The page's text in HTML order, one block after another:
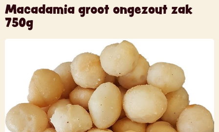
Macadamia groot ongezout zak
750g